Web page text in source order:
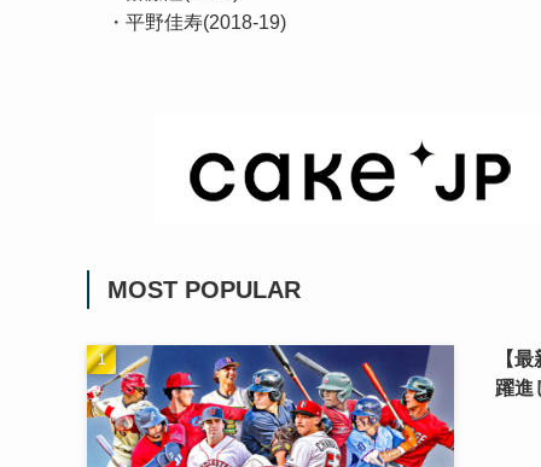
・平野佳寿(2018-19)
MOST POPULAR
【
躍進